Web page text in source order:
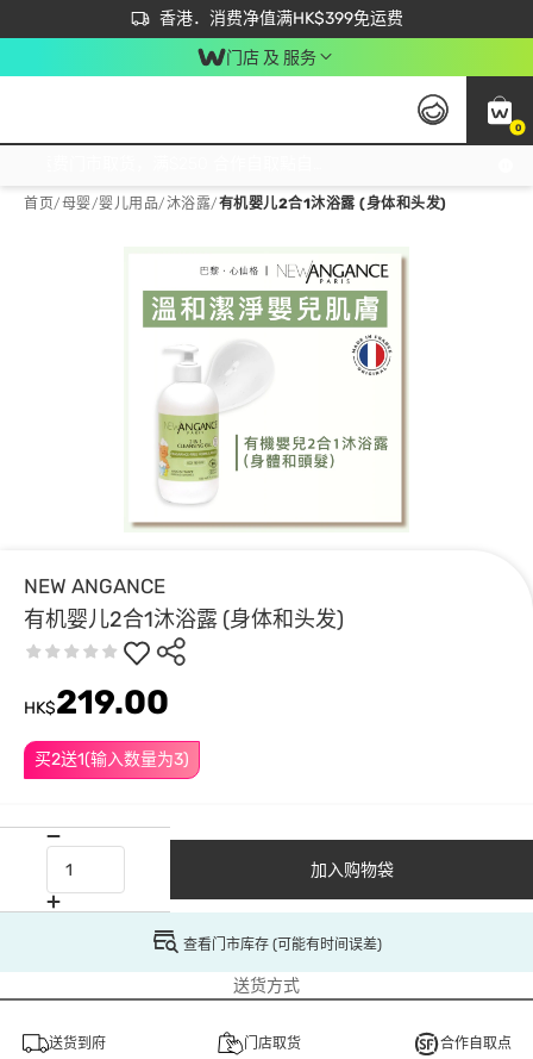
香港．消费净值满HK$399免运费
立即成为易赏钱会员尽享独家优惠
首次APP下单买满$450 输入 NEWAPP 即减$50
门店 及 服务
0
首页/母婴/婴儿用品/沐浴露/有机婴儿2合1沐浴露 (身体和头发)
NEW ANGANCE
有机婴儿2合1沐浴露 (身体和头发)
买2送1(输入数量为3)
HK$219.00
加入购物袋
查看门市库存 (可能有时间误差)
送货方式
送货到府 门店取货 合作自取点